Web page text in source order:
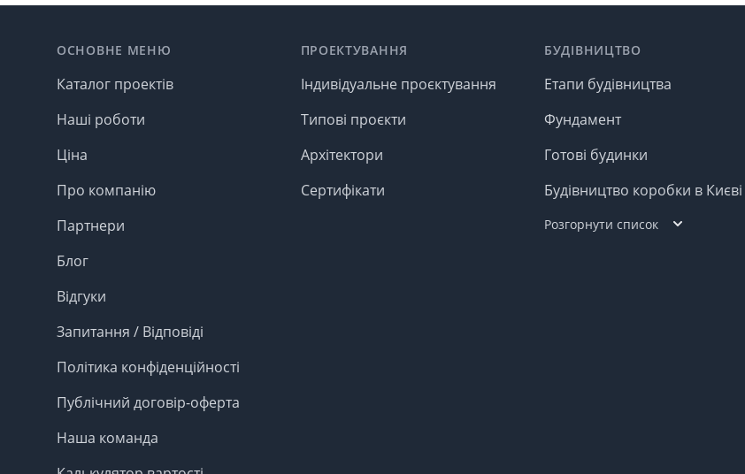
ОСНОВНЕ МЕНЮ
Каталог проектів
Наші роботи
Ціна
Про компанію
Партнери
Блог
Відгуки
Запитання / Відповіді
Політика конфіденційності
Публічний договір-оферта
Наша команда
ПРОЕКТУВАННЯ
Індивідуальне проєктування
Типові проєкти
Архітектори
Сертифікати
БУДІВНИЦТВО
Етапи будівництва
Фундамент
Готові будинки
Будівництво коробки в Києві
Розгорнути список